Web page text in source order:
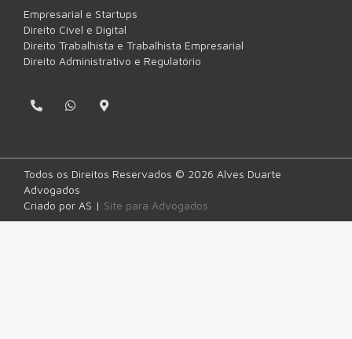
Empresarial e Startups
Direito Cível e Digital
Direito Trabalhista e Trabalhista Empresarial
Direito Administrativo e Regulatório
h
-
a
l
t
W
h
a
p
p
M
a
a
k
r
Todos os Direitos Reservados © 2026 Alves Duarte
Advogados
Criado por AS | Site para Advogados